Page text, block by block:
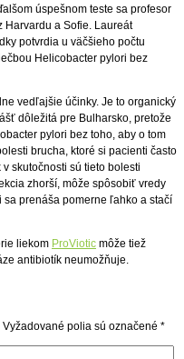
úspešnom teste sa profesor
Harvardu a Sofie. Laureát
potvrdia u väčšieho počtu
Helicobacter pylori bez
vedľajšie účinky. Je to organický
dôležitá pre Bulharsko, pretože
pylori bez toho, aby o tom
brucha, ktoré si pacienti často
skutočnosti sú tieto bolesti
zhorší, môže spôsobiť vredy
prenáša pomerne ľahko a stačí
liekom ProViotic môže tiež
antibiotík neumožňuje.
Vyžadované polia sú označené *